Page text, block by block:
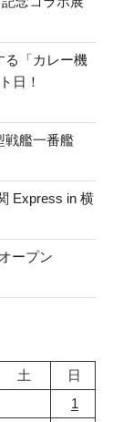
る「カレー機
日！
戦艦一番艦
Express in 横
ープン
土
日
1